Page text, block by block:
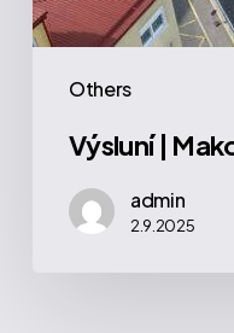
Others
Výsluní |
admin
2.9.2025